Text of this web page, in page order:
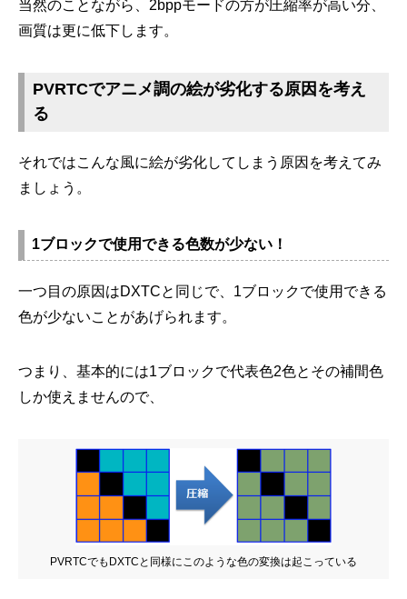
当然のことながら、2bppモードの方が圧縮率が高い分、
画質は更に低下します。
PVRTCでアニメ調の絵が劣化する原因を考え
る
それではこんな風に絵が劣化してしまう原因を考えてみ
ましょう。
1ブロックで使用できる色数が少ない！
一つ目の原因はDXTCと同じで、1ブロックで使用できる
色が少ないことがあげられます。
つまり、基本的には1ブロックで代表色2色とその補間色
しか使えませんので、
PVRTCでもDXTCと同様にこのような色の変換は起こっている